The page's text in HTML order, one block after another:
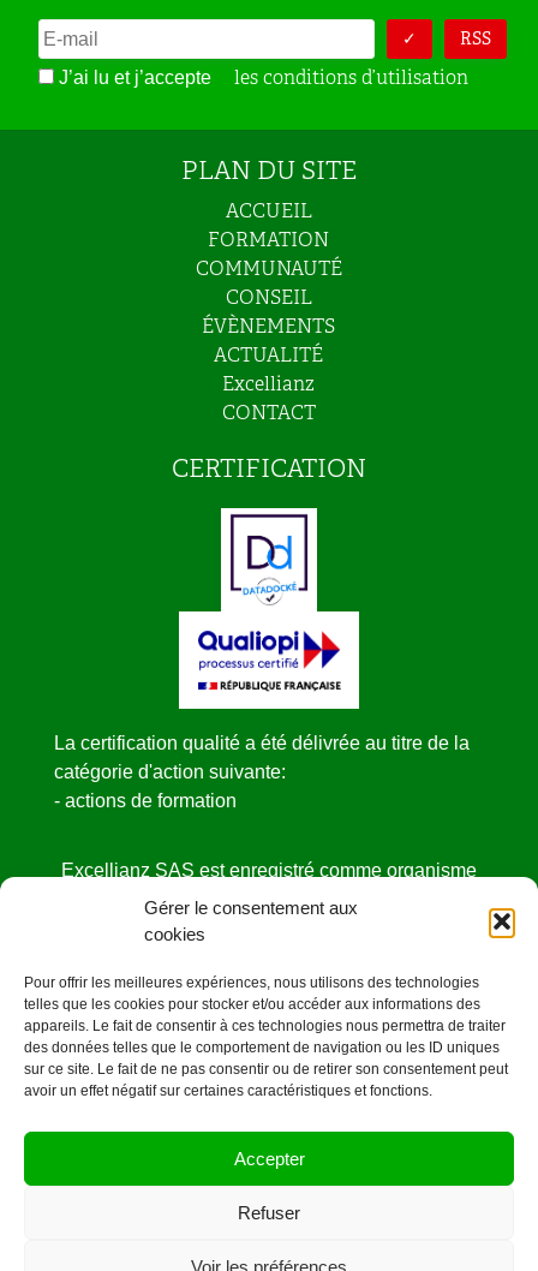
Gérer le consentement aux
cookies
Pour offrir les meilleures expériences, nous utilisons des technologies
telles que les cookies pour stocker et/ou accéder aux informations des
appareils. Le fait de consentir à ces technologies nous permettra de traiter
des données telles que le comportement de navigation ou les ID uniques
sur ce site. Le fait de ne pas consentir ou de retirer son consentement peut
avoir un effet négatif sur certaines caractéristiques et fonctions.
Accepter
Refuser
Voir les préférences
RSS
J’ai lu et j’accepte les conditions d’utilisation
PLAN DU SITE
ACCUEIL
FORMATION
COMMUNAUTÉ
CONSEIL
ÉVÈNEMENTS
ACTUALITÉ
Excellianz
CONTACT
CERTIFICATION
La certification qualité a été délivrée au titre de la
catégorie d'action suivante:
- actions de formation
Excellianz SAS est enregistré comme organisme
de formation
sous le NDA N° 52440841444 auprès de la
Cet enregistrement ne vaut pas agrément de l’état
Mentions légales
©OrangeCarre.fr -2020